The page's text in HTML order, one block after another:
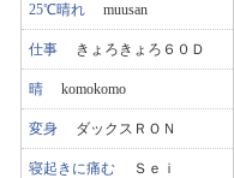
25℃晴れ muusan
仕事 きょろきょろ６０Ｄ
晴 komokomo
変身 ダックスＲＯＮ
寝起きに痛む Ｓｅｉ